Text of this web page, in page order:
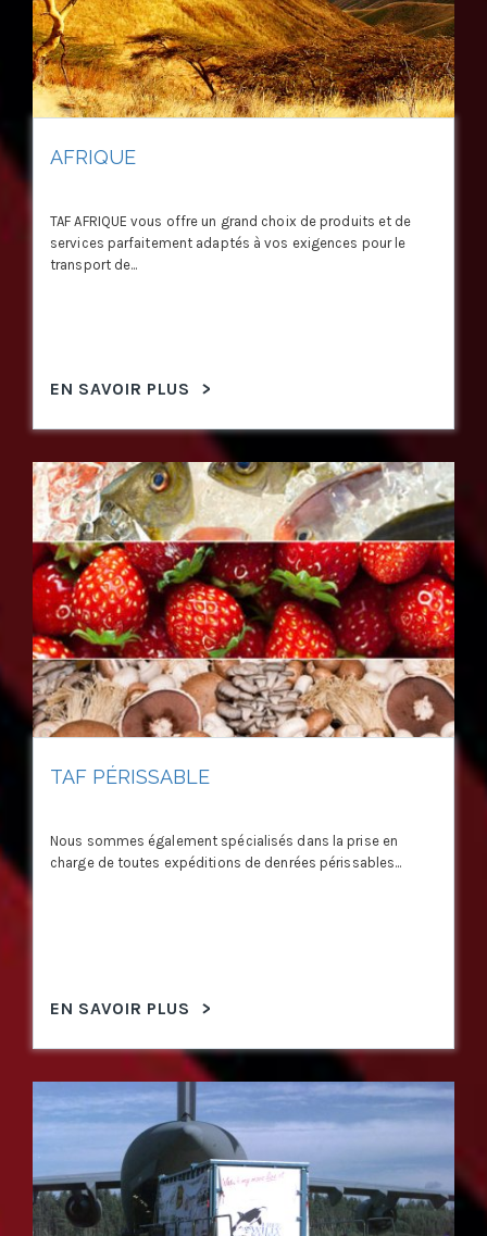
AFRIQUE
TAF AFRIQUE vous offre un grand choix de produits et de
services parfaitement adaptés à vos exigences pour le
transport de...
EN SAVOIR PLUS >
TAF PÉRISSABLE
Nous sommes également spécialisés dans la prise en
charge de toutes expéditions de denrées périssables...
EN SAVOIR PLUS >